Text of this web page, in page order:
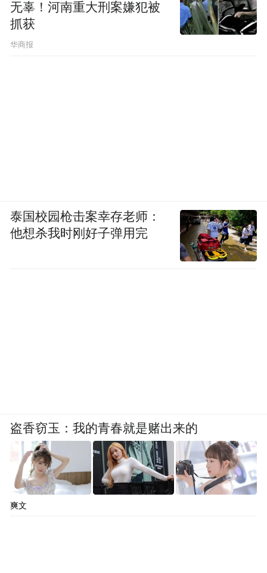
无辜！河南重大刑案嫌犯被
抓获
华商报
泰国校园枪击案幸存老师：
他想杀我时刚好子弹用完
盗香窃玉：我的青春就是赌出来的
爽文